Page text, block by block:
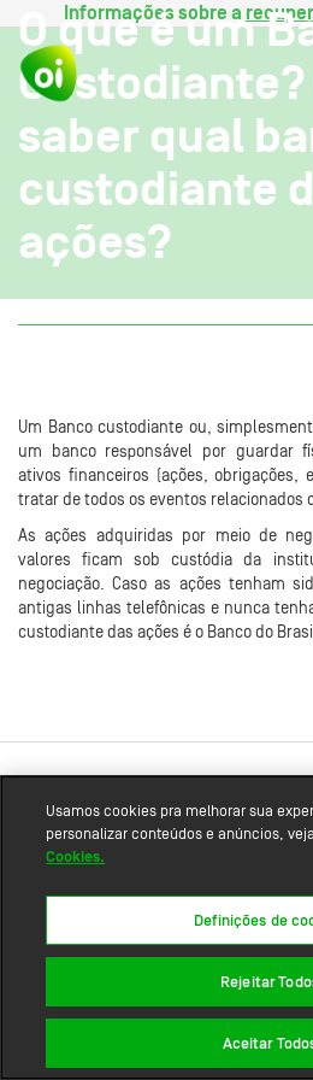
Informações sobre a
O que é um
Custodiante?
saber qual
custodiante
ações?
Um Banco custodiante ou,
um banco responsável por guardar
ativos financeiros (ações, obrigações,
tratar de todos os eventos relacionados
As ações adquiridas por meio de
valores ficam sob custódia da
negociação. Caso as ações tenham
antigas linhas telefônicas e nunca
custodiante das ações é o Banco do
Usamos cookies pra melhorar sua
personalizar conteúdos e anúncios,
Cookies.
Definições de
Rejeitar
Aceitar